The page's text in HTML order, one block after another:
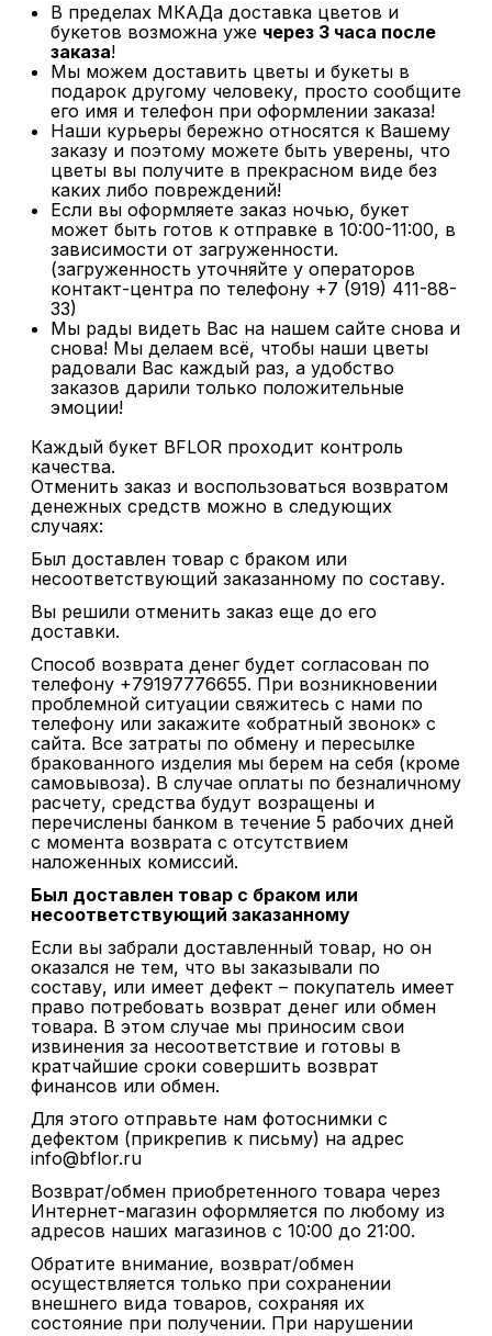
В пределах МКАДа доставка цветов и
букетов возможна уже через 3 часа после
заказа!
Мы можем доставить цветы и букеты в
подарок другому человеку, просто сообщите
его имя и телефон при оформлении заказа!
Наши курьеры бережно относятся к Вашему
заказу и поэтому можете быть уверены, что
цветы вы получите в прекрасном виде без
каких либо повреждений!
Если вы оформляете заказ ночью, букет
может быть готов к отправке в 10:00-11:00, в
зависимости от загруженности.
(загруженность уточняйте у операторов
контакт-центра по телефону +7 (919) 411-88-
33)
Мы рады видеть Вас на нашем сайте снова и
снова! Мы делаем всё, чтобы наши цветы
радовали Вас каждый раз, а удобство
заказов дарили только положительные
эмоции!
Каждый букет BFLOR проходит контроль
качества.
Отменить заказ и воспользоваться возвратом
денежных средств можно в следующих
случаях:
Был доставлен товар с браком или
несоответствующий заказанному по составу.
Вы решили отменить заказ еще до его
доставки.
Способ возврата денег будет согласован по
телефону +79197776655. При возникновении
проблемной ситуации свяжитесь с нами по
телефону или закажите «обратный звонок» с
сайта. Все затраты по обмену и пересылке
бракованного изделия мы берем на себя (кроме
самовывоза). В случае оплаты по безналичному
расчету, средства будут возращены и
перечислены банком в течение 5 рабочих дней
с момента возврата с отсутствием
наложенных комиссий.
Был доставлен товар с браком или
несоответствующий заказанному
Если вы забрали доставленный товар, но он
оказался не тем, что вы заказывали по
составу, или имеет дефект – покупатель имеет
право потребовать возврат денег или обмен
товара. В этом случае мы приносим свои
извинения за несоответствие и готовы в
кратчайшие сроки совершить возврат
финансов или обмен.
Для этого отправьте нам фотоснимки с
дефектом (прикрепив к письму) на адрес
info@bflor.ru
Возврат/обмен приобретенного товара через
Интернет-магазин оформляется по любому из
адресов наших магазинов с 10:00 до 21:00.
Обратите внимание, возврат/обмен
осуществляется только при сохранении
внешнего вида товаров, сохраняя их
состояние при получении. При нарушении